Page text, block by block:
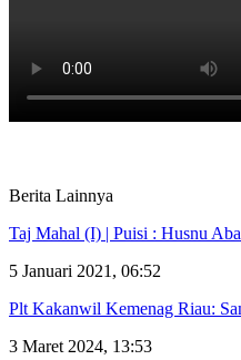
Berita Lainnya
Taj Mahal (I) | Puisi : Husnu
5 Januari 2021, 06:52
Plt Kakanwil Kemenag Riau:
3 Maret 2024, 13:53